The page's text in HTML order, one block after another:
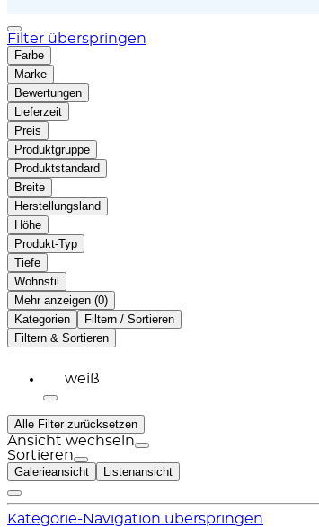
Filter überspringen
Farbe
Marke
Bewertungen
Lieferzeit
Preis
Produktgruppe
Produktstandard
Breite
Herstellungsland
Höhe
Produkt-Typ
Tiefe
Wohnstil
Mehr anzeigen ( )
Kategorien
Filtern / Sortieren
Filtern & Sortieren
weiß
Alle Filter zurücksetzen
Ansicht wechseln
Sortieren
Galerieansicht Listenansicht
Kategorie-Navigation überspringen